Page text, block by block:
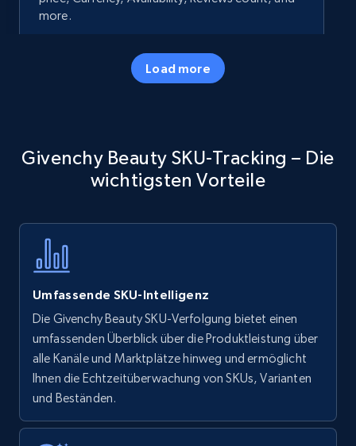
more.
5.7K+ Jetzt anfangen
specific keywords
Title, Seller name, Brand, Description, Initial
Amazon products - find products by using
upc numbers
Title, Seller name, Brand, Description, Initial
price, Currency, Availability, Reviews count, and
Load more
Givenchy Beauty SKU-Tracking – Die
wichtigsten Vorteile
Umfassende SKU-Intelligenz
Die Givenchy Beauty SKU-Verfolgung bietet einen
umfassenden Überblick über die Produktleistung über
alle Kanäle und Marktplätze hinweg und ermöglicht
Ihnen die Echtzeitüberwachung von SKUs, Varianten
und Beständen.